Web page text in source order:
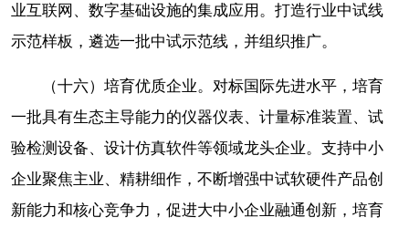
业互联网、数字基础设施的集成应用。打造行业中试线
示范样板，遴选一批中试示范线，并组织推广。
（十六）培育优质企业。对标国际先进水平，培育
一批具有生态主导能力的仪器仪表、计量标准装置、试
验检测设备、设计仿真软件等领域龙头企业。支持中小
企业聚焦主业、精耕细作，不断增强中试软硬件产品创
新能力和核心竞争力，促进大中小企业融通创新，培育